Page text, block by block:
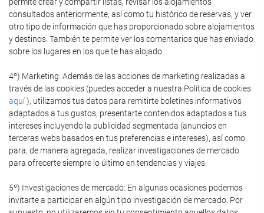
consultados anteriormente, así como tu histórico de reservas, y ver
otro tipo de información que has proporcionado sobre alojamientos
y destinos. También te permite ver los comentarios que has enviado
sobre los lugares en los que te has alojado.
4º) Marketing: Además de las acciones de marketing realizadas a
través de las cookies (puedes acceder a nuestra Política de cookies
aquí), utilizamos tus datos para remitirte boletines informativos
adaptados a tus gustos, presentarte contenidos adaptados a tus
intereses incluyendo la publicidad segmentada (anuncios en
terceras webs basados en tus preferencias e intereses), así como
para, de manera agregada, realizar investigaciones de mercado
para ofrecerte siempre lo último en tendencias y viajes.
5º) Investigaciones de mercado: En algunas ocasiones podemos
invitarte a participar en algún tipo investigación de mercado. Por